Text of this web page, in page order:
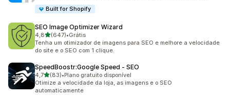
Built for Shopify
SEO Image Optimizer Wizard
4,8de 5 estrelas
(647)
647 avaliações ao todo
•Grátis
Tenha um otimizador de imagens para SEO e melhore a velocidade
do site e o SEO com 1 clique.
SpeedBoostr:Google Speed ‑ SEO
4,7de 5 estrelas
(83)
83 avaliações ao todo
•Plano gratuito disponível
Otimize a velocidade da loja, as imagens e o SEO
automaticamente